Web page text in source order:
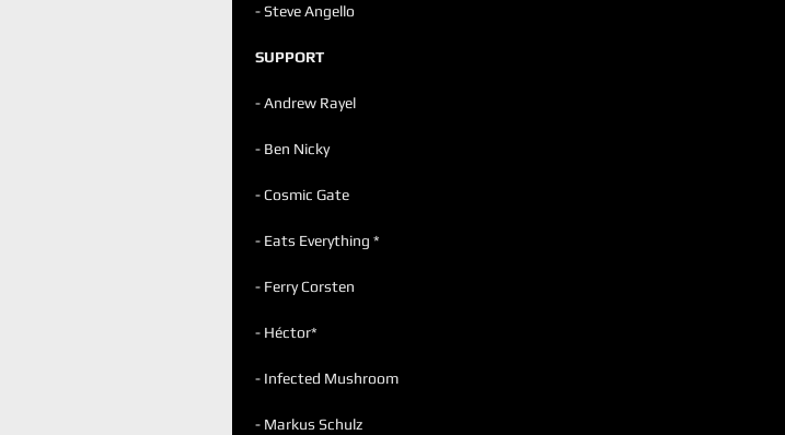
- Steve Angello
SUPPORT
- Andrew Rayel
- Ben Nicky
- Cosmic Gate
- Eats Everything *
- Ferry Corsten
- Héctor*
- Infected Mushroom
- Markus Schulz